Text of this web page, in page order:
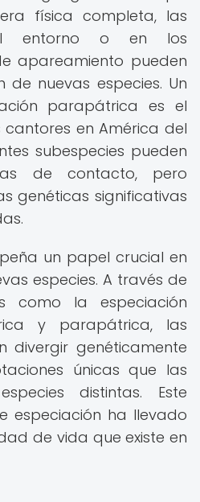
física completa, las
entorno o en los
apareamiento pueden
nuevas especies. Un
parapátrica es el
en América del
subespecies pueden
de contacto, pero
genéticas significativas
un papel crucial en
especies. A través de
como la especiación
y parapátrica, las
divergir genéticamente
únicas que las
distintas. Este
especiación ha llevado
de vida que existe en